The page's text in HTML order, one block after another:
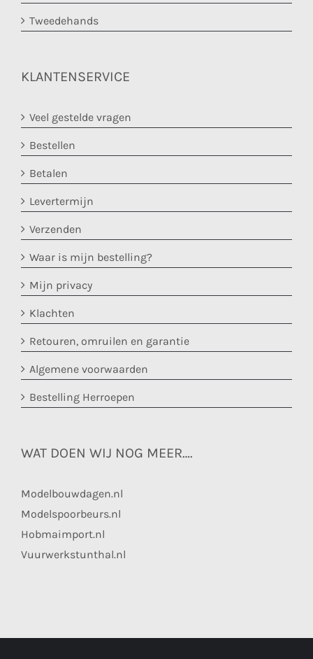
Tweedehands
KLANTENSERVICE
Veel gestelde vragen
Bestellen
Betalen
Levertermijn
Verzenden
Waar is mijn bestelling?
Mijn privacy
Klachten
Retouren, omruilen en garantie
Algemene voorwaarden
Bestelling Herroepen
WAT DOEN WIJ NOG MEER….
Modelbouwdagen.nl
Modelspoorbeurs.nl
Hobmaimport.nl
Vuurwerkstunthal.nl